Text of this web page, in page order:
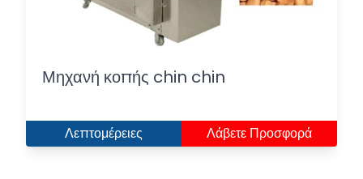
Μηχανή κοπής chin chin
Λεπτομέρειες Λάβετε Προσφορά